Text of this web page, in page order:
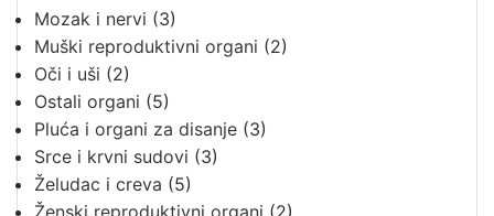
Mozak i nervi (3)
Muški reproduktivni organi (2)
Oči i uši (2)
Ostali organi (5)
Pluća i organi za disanje (3)
Srce i krvni sudovi (3)
Želudac i creva (5)
Ženski reproduktivni organi (2)